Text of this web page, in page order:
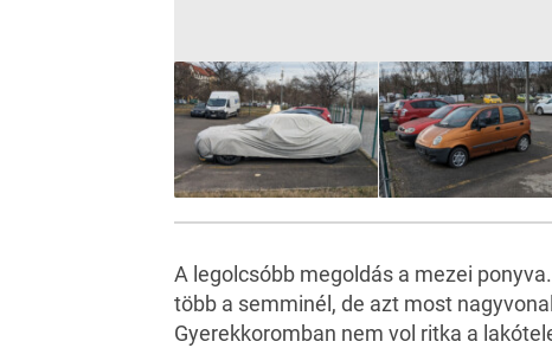
A legolcsóbb megoldás a mezei
több a semminél, de azt most
Gyerekkoromban nem vol ritka a